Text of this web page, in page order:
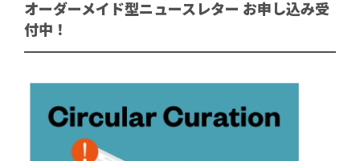
オーダーメイド型ニュースレター お申し込み受
付中！